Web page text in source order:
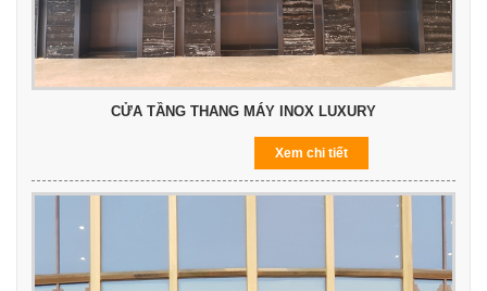
CỬA TẦNG THANG MÁY INOX LUXURY
Xem chi tiết